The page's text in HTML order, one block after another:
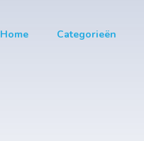
Home Categorieën